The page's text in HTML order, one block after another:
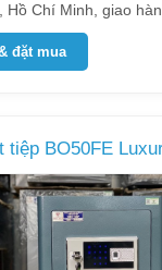
Hồ Chí Minh, giao
đặt mua
tiệp BO50FE